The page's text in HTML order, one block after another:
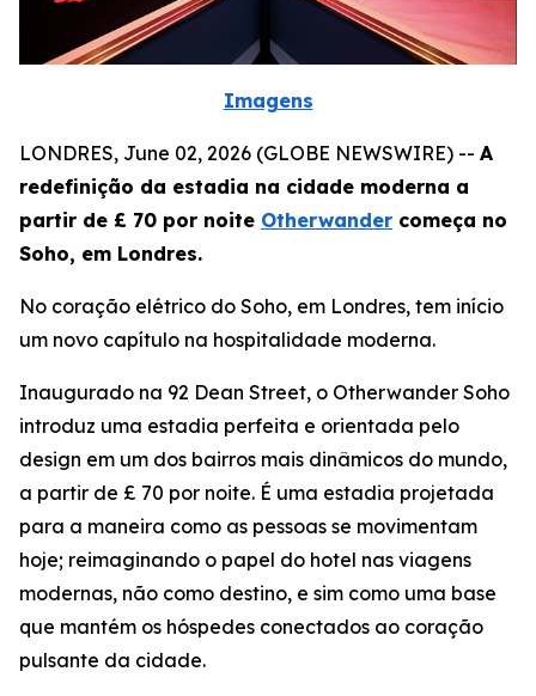
Imagens
LONDRES, June 02, 2026 (GLOBE NEWSWIRE) -- A
redefinição da estadia na cidade moderna a
partir de £ 70 por noite Otherwander começa no
Soho, em Londres.
No coração elétrico do Soho, em Londres, tem início
um novo capítulo na hospitalidade moderna.
Inaugurado na 92 Dean Street, o Otherwander Soho
introduz uma estadia perfeita e orientada pelo
design em um dos bairros mais dinâmicos do mundo,
a partir de £ 70 por noite. É uma estadia projetada
para a maneira como as pessoas se movimentam
hoje; reimaginando o papel do hotel nas viagens
modernas, não como destino, e sim como uma base
que mantém os hóspedes conectados ao coração
pulsante da cidade.